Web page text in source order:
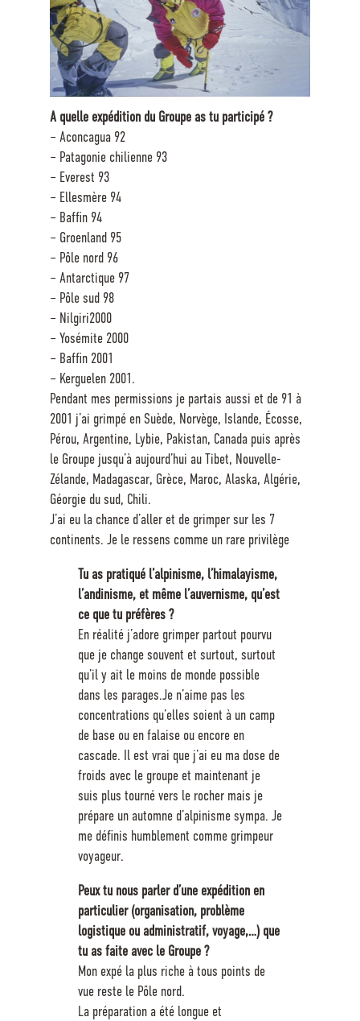
A quelle expédition du Groupe as tu participé ?
– Aconcagua 92
– Patagonie chilienne 93
– Everest 93
– Ellesmère 94
– Baffin 94
– Groenland 95
– Pôle nord 96
– Antarctique 97
– Pôle sud 98
– Nilgiri2000
– Yosémite 2000
– Baffin 2001
– Kerguelen 2001.
Pendant mes permissions je partais aussi et de 91 à
2001 j’ai grimpé en Suède, Norvège, Islande, Écosse,
Pérou, Argentine, Lybie, Pakistan, Canada puis après
le Groupe jusqu’à aujourd’hui au Tibet, Nouvelle-
Zélande, Madagascar, Grèce, Maroc, Alaska, Algérie,
Géorgie du sud, Chili.
J’ai eu la chance d’aller et de grimper sur les 7
continents. Je le ressens comme un rare privilège
Tu as pratiqué l’alpinisme, l’himalayisme,
l’andinisme, et même l’auvernisme, qu’est
ce que tu préfères ?
En réalité j’adore grimper partout pourvu
que je change souvent et surtout, surtout
qu’il y ait le moins de monde possible
dans les parages.Je n’aime pas les
concentrations qu’elles soient à un camp
de base ou en falaise ou encore en
cascade. Il est vrai que j’ai eu ma dose de
froids avec le groupe et maintenant je
suis plus tourné vers le rocher mais je
prépare un automne d’alpinisme sympa. Je
me définis humblement comme grimpeur
voyageur.
Peux tu nous parler d’une expédition en
particulier (organisation, problème
logistique ou administratif, voyage,…) que
tu as faite avec le Groupe ?
Mon expé la plus riche à tous points de
vue reste le Pôle nord.
La préparation a été longue et